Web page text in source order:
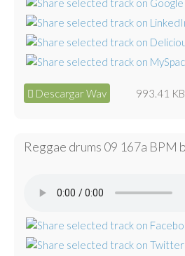
Descargar Wav 993.41 KB
Reggae drums 09 167a BPM